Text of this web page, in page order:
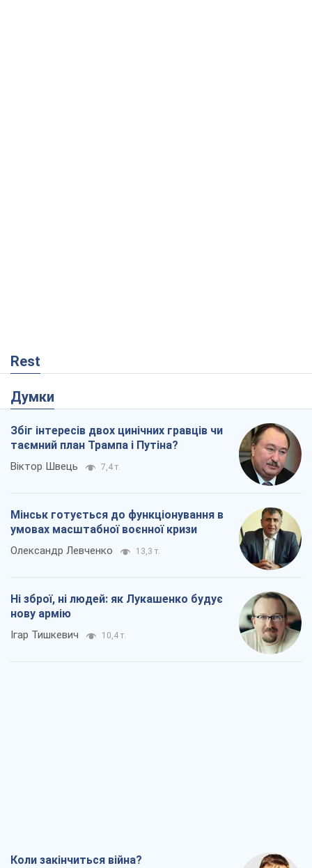
Rest
Думки
Збіг інтересів двох цинічних гравців чи
таємний план Трампа і Путіна?
Віктор Швець 7,4 т.
Мінськ готується до функціонування в
умовах масштабної воєнної кризи
Олександр Левченко 13,3 т.
Ні зброї, ні людей: як Лукашенко будує
нову армію
Ігар Тишкевич 10,4 т.
Коли закінчиться війна?